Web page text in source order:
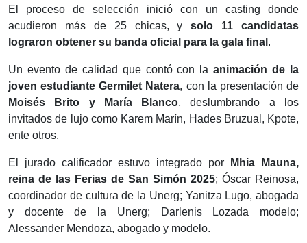
El proceso de selección inició con un casting donde
acudieron más de 25 chicas, ysolo 11 candidatas
lograron obtener su banda oficial para la gala final .
Un evento de calidad que contó con laanimación de la
joven estudiante Germilet Natera, con la presentación de
Moisés Brito y María Blanco, deslumbrando a los
invitados de lujo como Karem Marín, Hades Bruzual, Kpote,
ente otros.
El jurado calificador estuvo integrado por
Mhia Mauna,
reina de las Ferias de San Simón 2025; Óscar Reinosa,
coordinador de cultura de la Unerg; Yanitza Lugo, abogada
y docente de la Unerg; Darlenis Lozada modelo;
Alessander Mendoza, abogado y modelo.